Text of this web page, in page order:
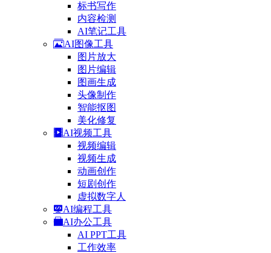
标书写作
内容检测
AI笔记工具
AI图像工具
图片放大
图片编辑
图画生成
头像制作
智能抠图
美化修复
AI视频工具
视频编辑
视频生成
动画创作
短剧创作
虚拟数字人
AI编程工具
AI办公工具
AI PPT工具
工作效率